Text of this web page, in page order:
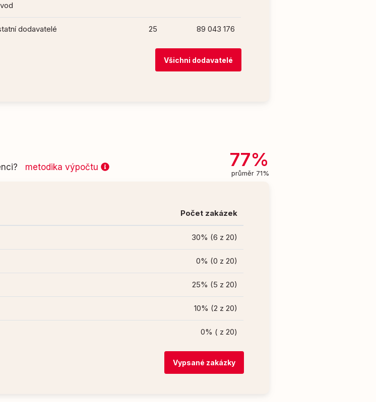
dodavatelé 25 89 043 176
Všichni dodavatelé
metodika výpočtu 77%
průměr 71%
Počet zakázek
30% (6 z 20)
0% (0 z 20)
25% (5 z 20)
10% (2 z 20)
0% ( z 20)
Vypsané zakázky